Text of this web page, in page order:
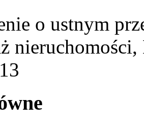
o ustnym